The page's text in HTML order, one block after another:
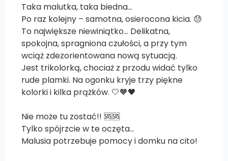
Taka malutka, taka biedna…
Po raz kolejny – samotna, osierocona kicia. 😓
To największe niewiniątko… Delikatna,
spokojna, spragniona czułości, a przy tym
wciąż zdezorientowana nową sytuacją.
Jest trikolorką, chociaż z przodu widać tylko
rude plamki. Na ogonku kryje trzy piękne
kolorki i kilka prążków. 🤍🧡🖤
Nie może tu zostać!! 🆘🆘
Tylko spójrzcie w te oczęta…
Malusia potrzebuje pomocy i domku na cito!